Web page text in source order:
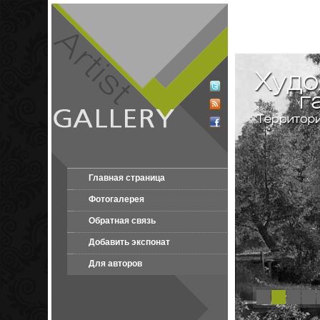
Главная страница
Фотогалерея
Обратная связь
Добавить экспонат
Для авторов